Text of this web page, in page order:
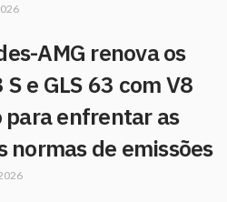
AMG renova os
S e GLS 63 com V8
para enfrentar as
normas de emissões